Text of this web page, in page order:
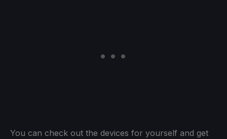
You can check out the devices for yourself and get